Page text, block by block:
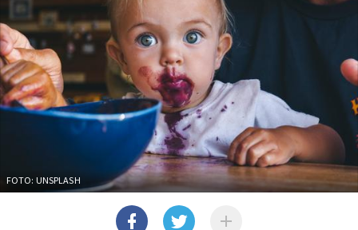
FOTO: UNSPLASH